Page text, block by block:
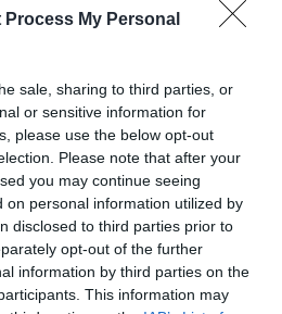
Process My Personal
sale, sharing to third parties, or
or sensitive information for
please use the below opt-out
Please note that after your
you may continue seeing
on personal information utilized by
disclosed to third parties prior to
opt-out of the further
information by third parties on the
This information may
στον Κηφισό για το